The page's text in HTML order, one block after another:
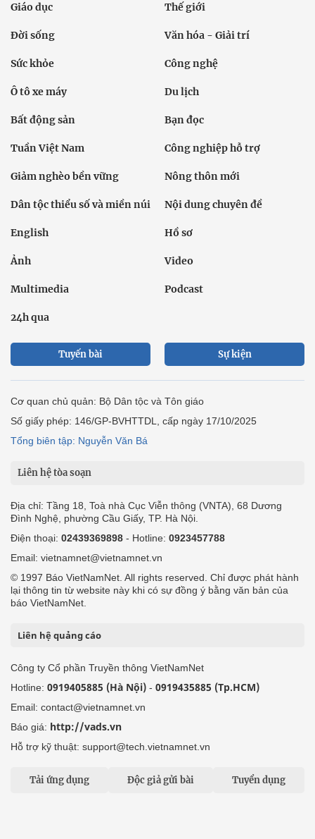
Giáo dục Thế giới
Đời sống Văn hóa - Giải trí
Sức khỏe Công nghệ
Ô tô xe máy Du lịch
Bất động sản Bạn đọc
Tuần Việt Nam Công nghiệp hỗ trợ
Giảm nghèo bền vững Nông thôn mới
Dân tộc thiểu số và miền núi Nội dung chuyên đề
English Hồ sơ
Ảnh Video
Multimedia Podcast
24h qua
Tuyến bài Sự kiện
Cơ quan chủ quản: Bộ Dân tộc và Tôn giáo
Số giấy phép: 146/GP-BVHTTDL, cấp ngày 17/10/2025
Tổng biên tập: Nguyễn Văn Bá
Liên hệ tòa soạn
Địa chỉ: Tầng 18, Toà nhà Cục Viễn thông (VNTA), 68 Dương
Đình Nghệ, phường Cầu Giấy, TP. Hà Nội.
Điện thoại: 02439369898 - Hotline: 0923457788
Email: vietnamnet@vietnamnet.vn
© 1997 Báo VietNamNet. All rights reserved. Chỉ được phát hành
lại thông tin từ website này khi có sự đồng ý bằng văn bản của
báo VietNamNet.
Liên hệ quảng cáo
Công ty Cổ phần Truyền thông VietNamNet
Hotline: 0919405885 (Hà Nội) - 0919435885 (Tp.HCM)
Email: contact@vietnamnet.vn
Báo giá: http://vads.vn
Hỗ trợ kỹ thuật: support@tech.vietnamnet.vn
Tải ứng dụng Độc giả gửi bài Tuyển dụng